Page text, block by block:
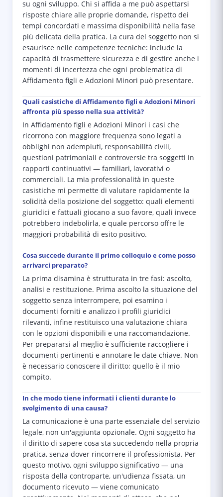
su ogni sviluppo. Chi si affida a me può aspettarsi
risposte chiare alle proprie domande, rispetto dei
tempi concordati e massima disponibilità nella fase
più delicata della pratica. La cura del soggetto non si
esaurisce nelle competenze tecniche: include la
capacità di trasmettere sicurezza e di gestire anche i
momenti di incertezza che ogni problematica di
Affidamento figli e Adozioni Minori può presentare.
Quali casistiche di Affidamento figli e Adozioni Minori
affronta più spesso nella sua attività?
In Affidamento figli e Adozioni Minori i casi che
ricorrono con maggiore frequenza sono legati a
obblighi non adempiuti, responsabilità civili,
questioni patrimoniali e controversie tra soggetti in
rapporti continuativi — familiari, lavorativi o
commerciali. La mia professionalità in queste
casistiche mi permette di valutare rapidamente la
solidità della posizione del soggetto: quali elementi
giuridici e fattuali giocano a suo favore, quali invece
potrebbero indebolirla, e quale percorso offre le
maggiori probabilità di esito positivo.
Cosa succede durante il primo colloquio e come posso
arrivarci preparato?
La prima disamina è strutturata in tre fasi: ascolto,
analisi e restituzione. Prima ascolto la situazione del
soggetto senza interrompere, poi esamino i
documenti forniti e analizzo i profili giuridici
rilevanti, infine restituisco una valutazione chiara
con le opzioni disponibili e una raccomandazione.
Per prepararsi al meglio è sufficiente raccogliere i
documenti pertinenti e annotare le date chiave. Non
è necessario conoscere il diritto: quello è il mio
compito.
In che modo tiene informati i clienti durante lo
svolgimento di una causa?
La comunicazione è una parte essenziale del servizio
legale, non un'aggiunta opzionale. Ogni soggetto ha
il diritto di sapere cosa sta succedendo nella propria
pratica, senza dover rincorrere il professionista. Per
questo motivo, ogni sviluppo significativo — una
risposta della controparte, un'udienza fissata, un
documento ricevuto — viene comunicato